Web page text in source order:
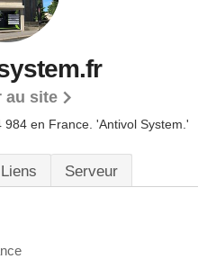
au site
en France. 'Antivol System.'
Liens Serveur